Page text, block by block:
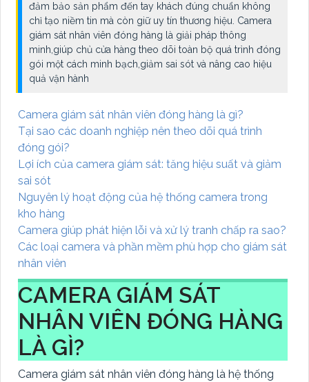
đảm bảo sản phẩm đến tay khách đúng chuẩn không
chỉ tạo niềm tin mà còn giữ uy tín thương hiệu. Camera
giám sát nhân viên đóng hàng là giải pháp thông
minh,giúp chủ cửa hàng theo dõi toàn bộ quá trình đóng
gói một cách minh bạch,giảm sai sót và nâng cao hiệu
quả vận hành
Camera giám sát nhân viên đóng hàng là gì?
Tại sao các doanh nghiệp nên theo dõi quá trình
đóng gói?
Lợi ích của camera giám sát: tăng hiệu suất và giảm
sai sót
Nguyên lý hoạt động của hệ thống camera trong
kho hàng
Camera giúp phát hiện lỗi và xử lý tranh chấp ra sao?
Các loại camera và phần mềm phù hợp cho giám sát
nhân viên
CAMERA GIÁM SÁT
NHÂN VIÊN ĐÓNG HÀNG
LÀ GÌ?
Camera giám sát nhân viên đóng hàng là hệ thống